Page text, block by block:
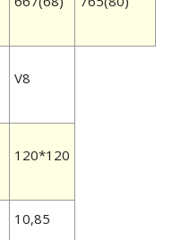
V8
120*120
10,85